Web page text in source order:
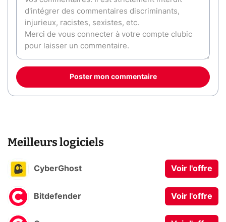
Poster mon commentaire
Meilleurs logiciels
CyberGhost Voir l'offre
Bitdefender Voir l'offre